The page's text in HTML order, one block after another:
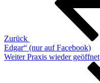
Zurück
Edgar“ (nur auf Facebook)
Nächster
Weiter Praxis wieder geöffnet